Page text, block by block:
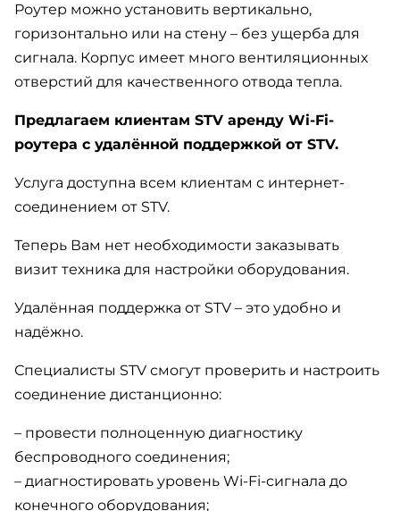
Роутер можно установить вертикально,
горизонтально или на стену – без ущерба для
сигнала. Корпус имеет много вентиляционных
отверстий для качественного отвода тепла.
Предлагаем клиентам STV аренду Wi-Fi-
роутера с удалённой поддержкой от STV.
Услуга доступна всем клиентам с интернет-
соединением от STV.
Теперь Вам нет необходимости заказывать
визит техника для настройки оборудования.
Удалённая поддержка от STV – это удобно и
надёжно.
Специалисты STV смогут проверить и настроить
соединение дистанционно:
– провести полноценную диагностику
беспроводного соединения;
– диагностировать уровень Wi-Fi-сигнала до
конечного оборудования;